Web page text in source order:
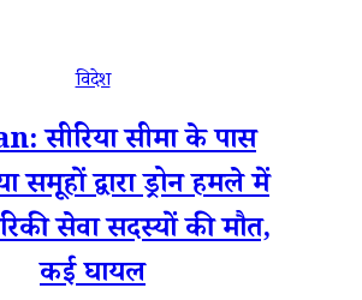
विदेश
सीरिया सीमा के पास
समूहों द्वारा ड्रोन हमले में
सेवा सदस्यों की मौत,
कई घायल